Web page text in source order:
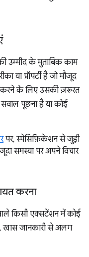
उम्मीद के मुताबिक काम
या प्रॉपर्टी है जो मौजूद
के लिए उसकी ज़रूरत
पूछना है या कोई
पर, स्पेसिफ़िकेशन से जुड़ी
समस्या पर अपने विचार
करना
किसी एक्सटेंशन में कोई
खास जानकारी से अलग